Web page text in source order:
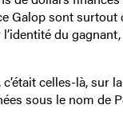
Galop sont
du
celles-là, sur
sous le nom de